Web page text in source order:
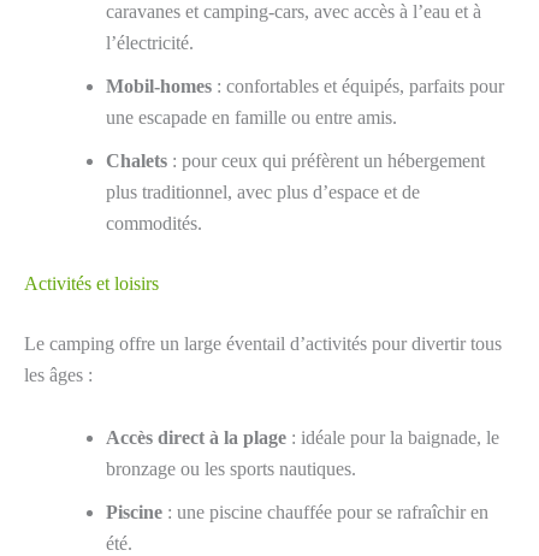
caravanes et camping-cars, avec accès à l’eau et à
l’électricité.
Mobil-homes : confortables et équipés, parfaits pour
une escapade en famille ou entre amis.
Chalets : pour ceux qui préfèrent un hébergement
plus traditionnel, avec plus d’espace et de
commodités.
Activités et loisirs
Le camping offre un large éventail d’activités pour divertir tous
les âges :
Accès direct à la plage : idéale pour la baignade, le
bronzage ou les sports nautiques.
Piscine : une piscine chauffée pour se rafraîchir en
été.